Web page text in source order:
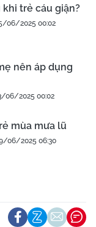
trẻ cáu giận?
06/2025 00:02
nên áp dụng
06/2025 00:02
mùa mưa lũ
06/2025 06:30